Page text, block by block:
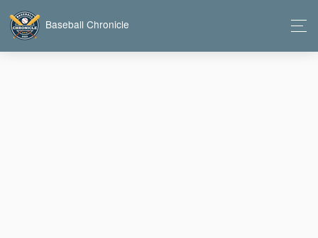
Baseball Chronicle